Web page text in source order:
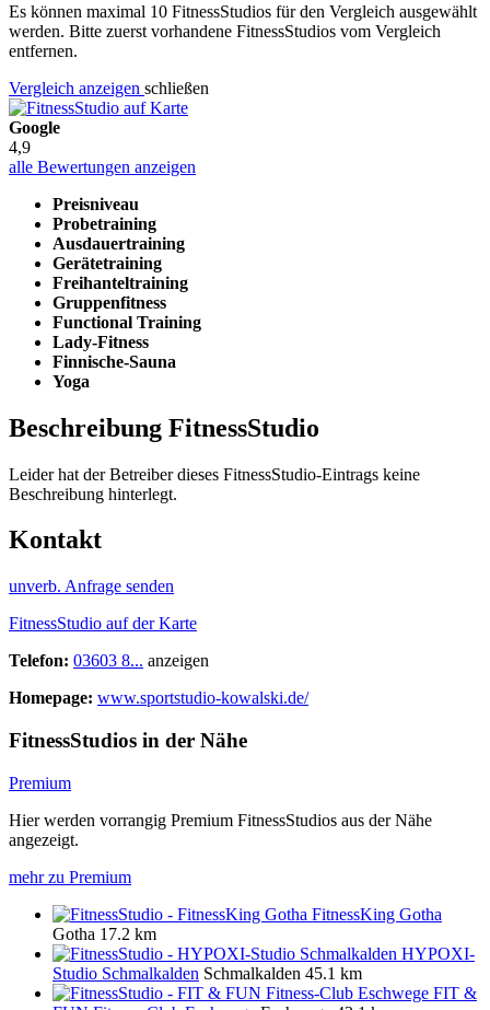
Es können maximal 10 FitnessStudios für den Vergleich ausgewählt
werden. Bitte zuerst vorhandene FitnessStudios vom Vergleich
entfernen.
Vergleich anzeigen schließen
Google
4,9
alle Bewertungen anzeigen
Preisniveau
Probetraining
Ausdauertraining
Gerätetraining
Freihanteltraining
Gruppenfitness
Functional Training
Lady-Fitness
Finnische-Sauna
Yoga
Beschreibung FitnessStudio
Leider hat der Betreiber dieses FitnessStudio-Eintrags keine
Beschreibung hinterlegt.
Kontakt
unverb. Anfrage senden
FitnessStudio auf der Karte
Telefon: 03603 8... anzeigen
Homepage: www.sportstudio-kowalski.de/
FitnessStudios in der Nähe
Premium
Hier werden vorrangig Premium FitnessStudios aus der Nähe
angezeigt.
mehr zu Premium
FitnessKing Gotha
Gotha 17.2 km
HYPOXI-
Studio Schmalkalden Schmalkalden 45.1 km
FIT &